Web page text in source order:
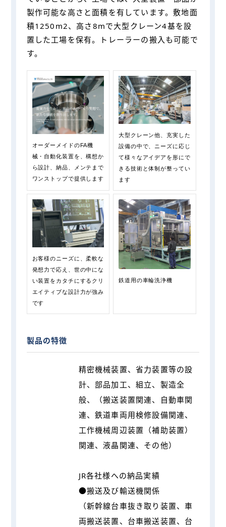
製作可能な高さと面積を有しています。敷地面
積1250m2、高さ8mで大型クレーン4基を設
置した工場を保有。トレーラーの搬入も可能で
す。
オーダーメイドのFA機
械・自動化装置を、構想か
ら設計、納品、メンテまで
ワンストップで提供します
大型クレーン他、充実した
設備の中で、ニーズに応じ
て様々なアイデアを形にで
きる技術と体制が整ってい
ます
お客様のニーズに、柔軟な
発想力で応え、世の中にな
い装置をカタチにするクリ
エイティブな設計力が強み
です
鉄道用の車輪洗浄機
製品の特徴
精密機械装置、省力装置等の設
計、部品加工、組立、製造全
般、（搬送装置関連、⾃動⾞関
連、鉄道⾞両⽤検修設備関連、
⼯作機械周辺装置（補助装置）
関連、液晶関連、その他）
JR各社様への納品実績
●搬送及び輸送機関係
（新幹線台車抜き取り装置、車
両搬送装置、台車搬送装置、台